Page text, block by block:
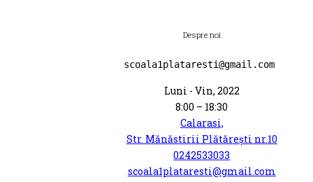
Despre noi
scoala1plataresti@gmail.com
Luni - Vin, 2022
8:00 – 18:30
Calarasi,
Str. Mănăstirii Plătărești nr.10
0242533033
scoala1plataresti@gmail.com